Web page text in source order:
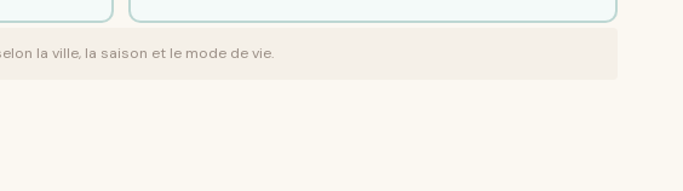
la ville, la saison et le mode de vie.